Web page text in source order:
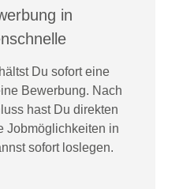
in
Du sofort eine
Bewerbung. Nach
hast Du direkten
Jobmöglichkeiten in
sofort loslegen.